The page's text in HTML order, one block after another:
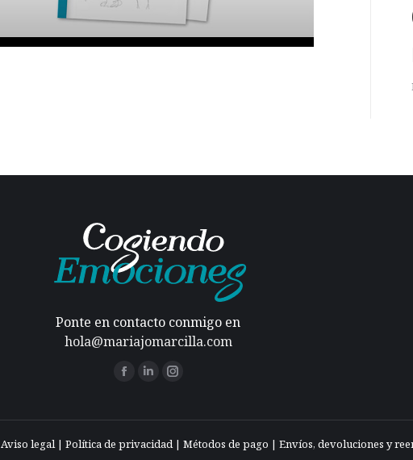
Ponte en contacto conmigo en
hola@mariajomarcilla.com
Encuéntranos en:
Facebook
opens
in
Linkedin
opens
in
Instagram
opens
in
Aviso legal| Política de privacidad| Métodos de pago | Envíos, devoluciones y